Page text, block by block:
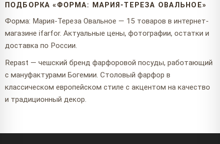
ПОДБОРКА «ФОРМА: МАРИЯ-ТЕРЕЗА ОВАЛЬНОЕ»
Форма: Мария-Тереза Овальное — 15 товаров в интернет-
магазине ifarfor. Актуальные цены, фотографии, остатки и
доставка по России.
Repast — чешский бренд фарфоровой посуды, работающий
с мануфактурами Богемии. Столовый фарфор в
классическом европейском стиле с акцентом на качество
и традиционный декор.